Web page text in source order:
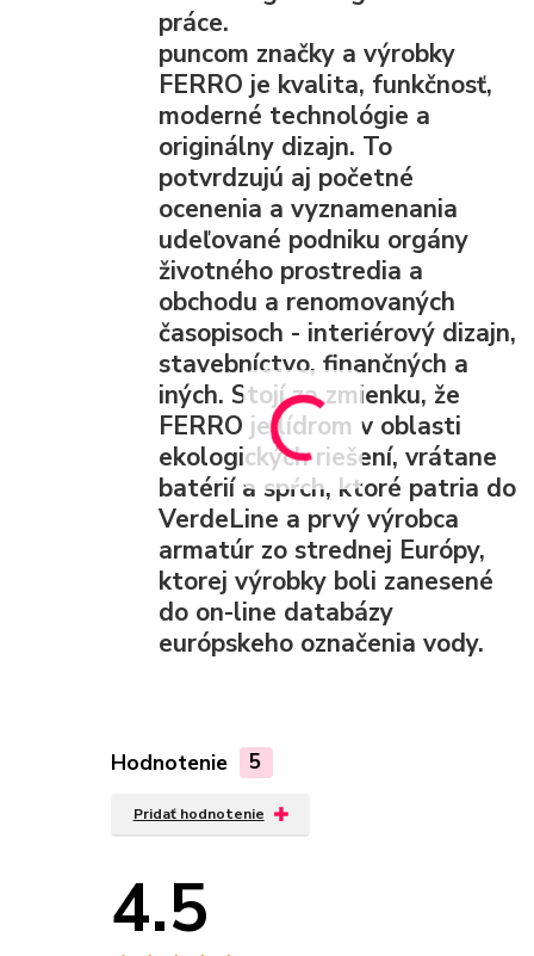
práce.
puncom značky a výrobky
FERRO je kvalita, funkčnosť,
moderné technológie a
originálny dizajn. To
potvrdzujú aj početné
ocenenia a vyznamenania
udeľované podniku orgány
životného prostredia a
obchodu a renomovaných
časopisoch - interiérový dizajn,
stavebníctvo, finančných a
iných. Stojí za zmienku, že
FERRO je lídrom v oblasti
ekologických riešení, vrátane
batérií a spŕch, ktoré patria do
VerdeLine a prvý výrobca
armatúr zo strednej Európy,
ktorej výrobky boli zanesené
do on-line databázy
európskeho označenia vody.
Hodnotenie 5
Pridať hodnotenie
4.5